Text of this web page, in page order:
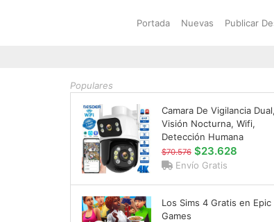
Portada Nuevas Publicar
Populares
Camara De Vigilancia Dual,
Visión Nocturna, Wifi,
Detección Humana
$70.576 $23.628
Envío Gratis
Los Sims 4 Gratis en Epic
Games